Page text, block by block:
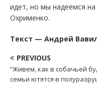
идет, но мы надеемся
Охрименко.
Текст — Андрей
PREVIOUS
“Живем, как в собачьей
семьи ютятся в